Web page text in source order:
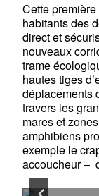
Cette
habitants des
direct et
nouveaux
trame
hautes tiges
déplacements
travers les
mares et
amphibiens
exemple le
accoucheur –
Travaux de